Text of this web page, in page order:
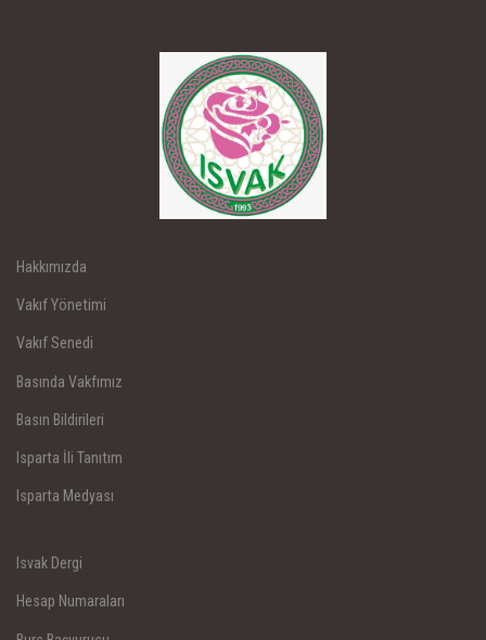
Hakkımızda
Vakıf Yönetimi
Vakıf Senedi
Basında Vakfımız
Basın Bildirileri
Isparta İli Tanıtım
Isparta Medyası
Isvak Dergi
Hesap Numaraları